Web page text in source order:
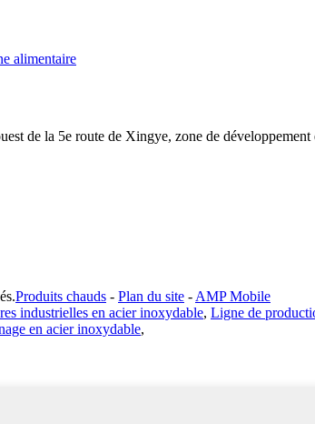
alimentaire
de la 5e route de Xingye, zone de
Produits chauds - Plan du site - AMP Mobile
industrielles en acier inoxydable, Ligne de
en acier inoxydable,